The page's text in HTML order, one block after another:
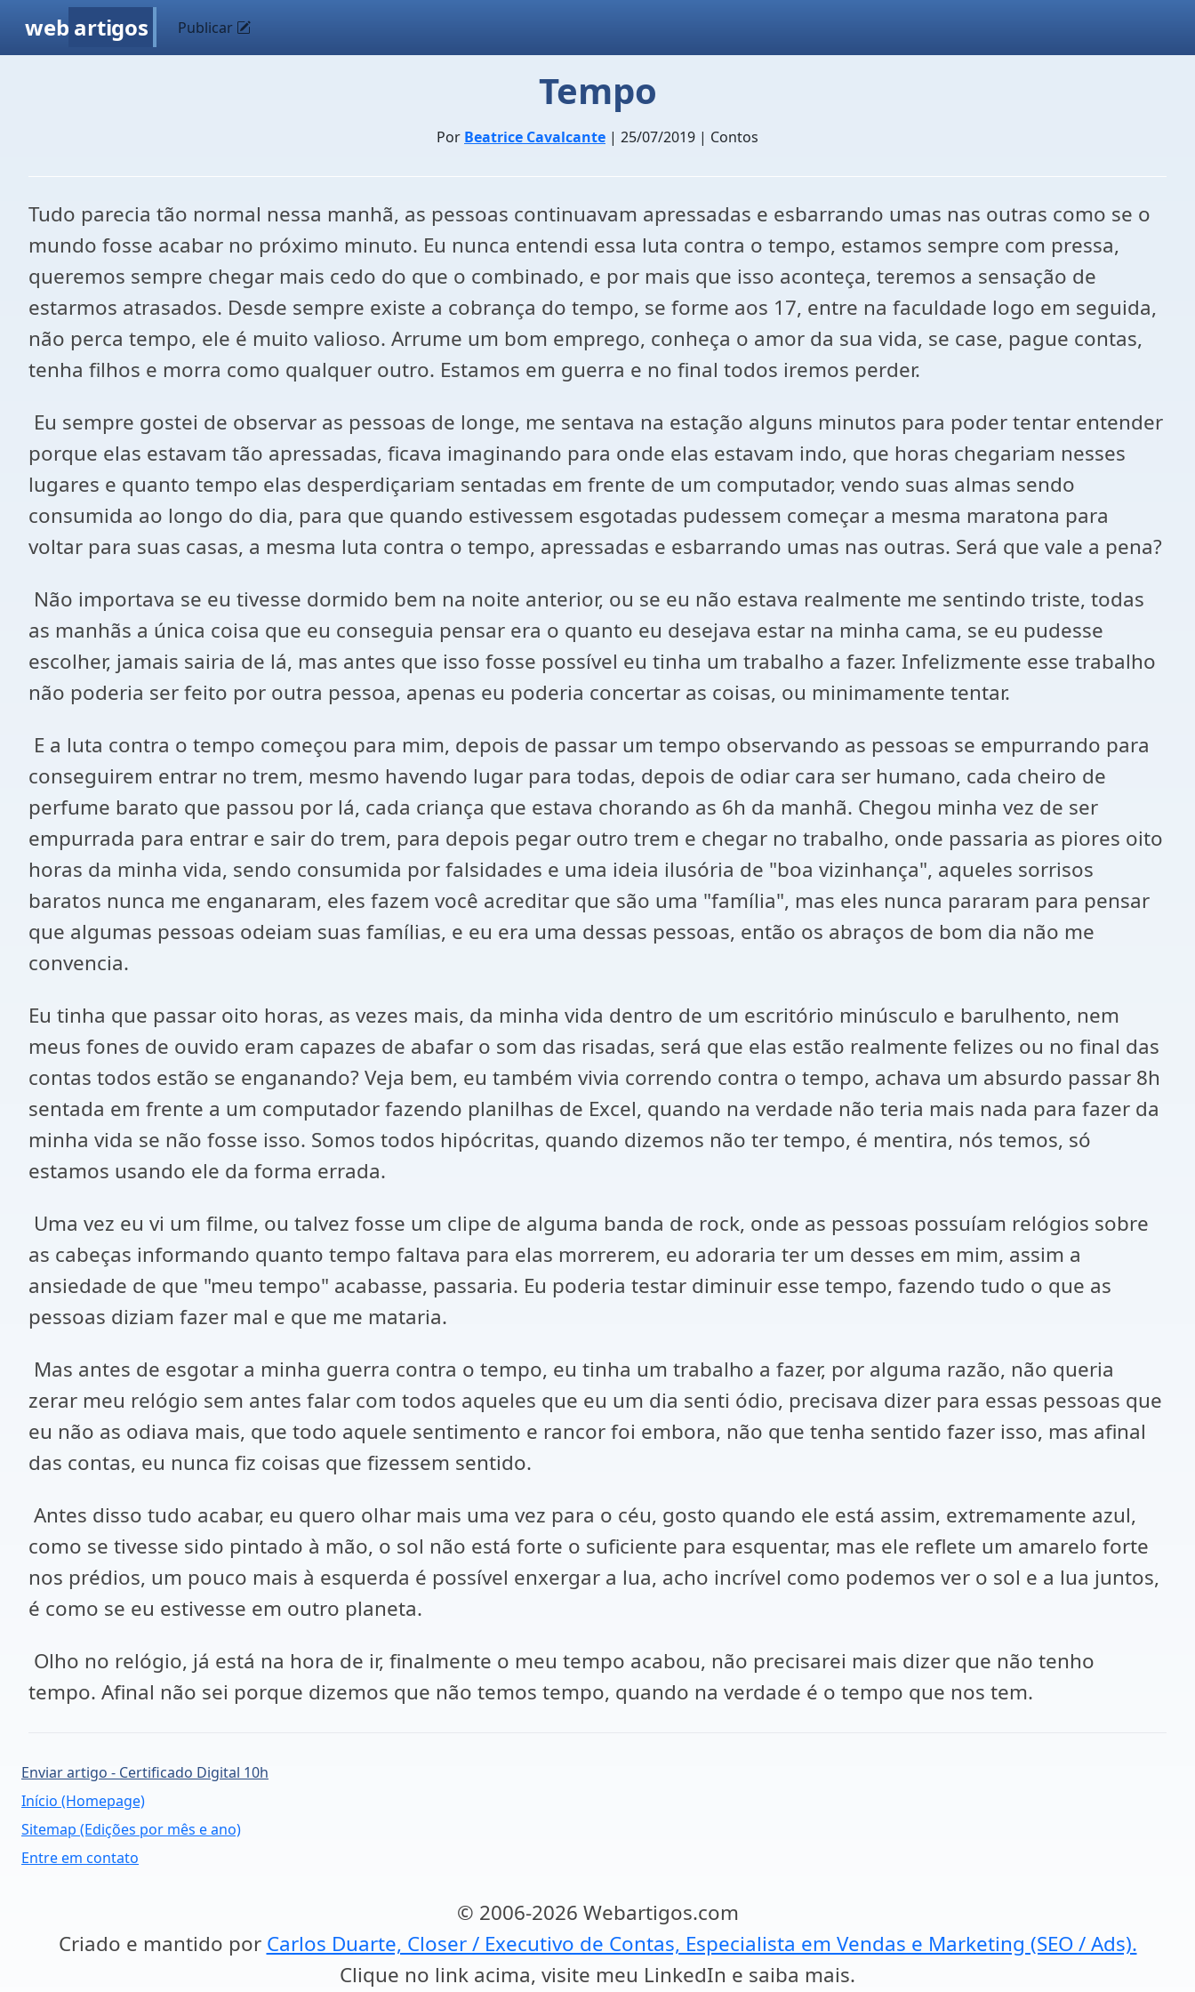
web artigos Publicar
Tempo
Por Beatrice Cavalcante | 25/07/2019 | Contos
Tudo parecia tão normal nessa manhã, as pessoas continuavam apressadas e esbarrando umas nas outras como se o
mundo fosse acabar no próximo minuto. Eu nunca entendi essa luta contra o tempo, estamos sempre com pressa,
queremos sempre chegar mais cedo do que o combinado, e por mais que isso aconteça, teremos a sensação de
estarmos atrasados. Desde sempre existe a cobrança do tempo, se forme aos 17, entre na faculdade logo em seguida,
não perca tempo, ele é muito valioso. Arrume um bom emprego, conheça o amor da sua vida, se case, pague contas,
tenha filhos e morra como qualquer outro. Estamos em guerra e no final todos iremos perder.
Eu sempre gostei de observar as pessoas de longe, me sentava na estação alguns minutos para poder tentar entender
porque elas estavam tão apressadas, ficava imaginando para onde elas estavam indo, que horas chegariam nesses
lugares e quanto tempo elas desperdiçariam sentadas em frente de um computador, vendo suas almas sendo
consumida ao longo do dia, para que quando estivessem esgotadas pudessem começar a mesma maratona para
voltar para suas casas, a mesma luta contra o tempo, apressadas e esbarrando umas nas outras. Será que vale a pena?
Não importava se eu tivesse dormido bem na noite anterior, ou se eu não estava realmente me sentindo triste, todas
as manhãs a única coisa que eu conseguia pensar era o quanto eu desejava estar na minha cama, se eu pudesse
escolher, jamais sairia de lá, mas antes que isso fosse possível eu tinha um trabalho a fazer. Infelizmente esse trabalho
não poderia ser feito por outra pessoa, apenas eu poderia concertar as coisas, ou minimamente tentar.
E a luta contra o tempo começou para mim, depois de passar um tempo observando as pessoas se empurrando para
conseguirem entrar no trem, mesmo havendo lugar para todas, depois de odiar cara ser humano, cada cheiro de
perfume barato que passou por lá, cada criança que estava chorando as 6h da manhã. Chegou minha vez de ser
empurrada para entrar e sair do trem, para depois pegar outro trem e chegar no trabalho, onde passaria as piores oito
horas da minha vida, sendo consumida por falsidades e uma ideia ilusória de "boa vizinhança", aqueles sorrisos
baratos nunca me enganaram, eles fazem você acreditar que são uma "família", mas eles nunca pararam para pensar
que algumas pessoas odeiam suas famílias, e eu era uma dessas pessoas, então os abraços de bom dia não me
convencia.
Eu tinha que passar oito horas, as vezes mais, da minha vida dentro de um escritório minúsculo e barulhento, nem
meus fones de ouvido eram capazes de abafar o som das risadas, será que elas estão realmente felizes ou no final das
contas todos estão se enganando? Veja bem, eu também vivia correndo contra o tempo, achava um absurdo passar 8h
sentada em frente a um computador fazendo planilhas de Excel, quando na verdade não teria mais nada para fazer da
minha vida se não fosse isso. Somos todos hipócritas, quando dizemos não ter tempo, é mentira, nós temos, só
estamos usando ele da forma errada.
Uma vez eu vi um filme, ou talvez fosse um clipe de alguma banda de rock, onde as pessoas possuíam relógios sobre
as cabeças informando quanto tempo faltava para elas morrerem, eu adoraria ter um desses em mim, assim a
ansiedade de que "meu tempo" acabasse, passaria. Eu poderia testar diminuir esse tempo, fazendo tudo o que as
pessoas diziam fazer mal e que me mataria.
Mas antes de esgotar a minha guerra contra o tempo, eu tinha um trabalho a fazer, por alguma razão, não queria
zerar meu relógio sem antes falar com todos aqueles que eu um dia senti ódio, precisava dizer para essas pessoas que
eu não as odiava mais, que todo aquele sentimento e rancor foi embora, não que tenha sentido fazer isso, mas afinal
das contas, eu nunca fiz coisas que fizessem sentido.
Antes disso tudo acabar, eu quero olhar mais uma vez para o céu, gosto quando ele está assim, extremamente azul,
como se tivesse sido pintado à mão, o sol não está forte o suficiente para esquentar, mas ele reflete um amarelo forte
nos prédios, um pouco mais à esquerda é possível enxergar a lua, acho incrível como podemos ver o sol e a lua juntos,
é como se eu estivesse em outro planeta.
Olho no relógio, já está na hora de ir, finalmente o meu tempo acabou, não precisarei mais dizer que não tenho
tempo. Afinal não sei porque dizemos que não temos tempo, quando na verdade é o tempo que nos tem.
Enviar artigo - Certificado Digital 10h
Início (Homepage)
Sitemap (Edições por mês e ano)
Entre em contato
© 2006-2026 Webartigos.com
Criado e mantido por Carlos Duarte, Closer / Executivo de Contas, Especialista em Vendas e Marketing (SEO / Ads).
Clique no link acima, visite meu LinkedIn e saiba mais.